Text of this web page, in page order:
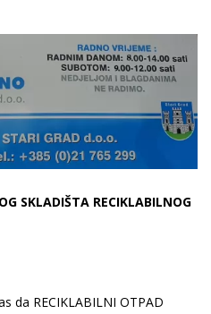
SKLADIŠTA RECIKLABILNOG
da RECIKLABILNI OTPAD